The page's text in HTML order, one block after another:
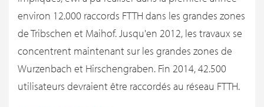
environ 12.000 raccords FTTH dans les grandes zones
de Tribschen et Maihof. Jusqu'en 2012, les travaux se
concentrent maintenant sur les grandes zones de
Wurzenbach et Hirschengraben. Fin 2014, 42.500
utilisateurs devraient être raccordés au réseau FTTH.